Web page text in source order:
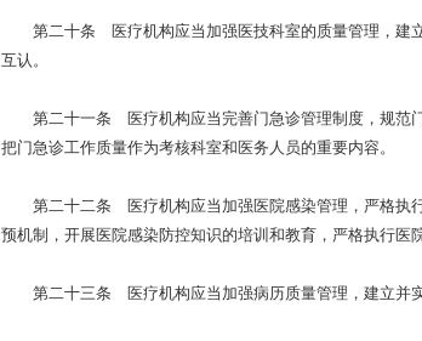
第二十条 医疗机构应当加强医技科室的质量管理，建立
互认。
第二十一条 医疗机构应当完善门急诊管理制度，规范门
把门急诊工作质量作为考核科室和医务人员的重要内容。
第二十二条 医疗机构应当加强医院感染管理，严格执行
预机制，开展医院感染防控知识的培训和教育，严格执行医
第二十三条 医疗机构应当加强病历质量管理，建立并实